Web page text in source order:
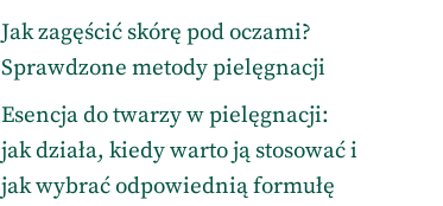
Jak zagęścić skórę pod oczami?
Sprawdzone metody pielęgnacji
Esencja do twarzy w pielęgnacji:
jak działa, kiedy warto ją stosować i
jak wybrać odpowiednią formułę